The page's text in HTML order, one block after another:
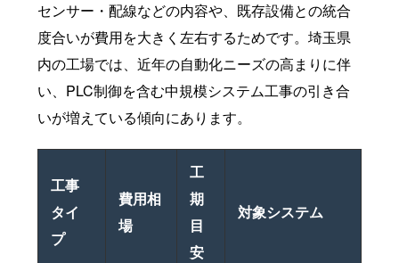
センサー・配線などの内容や、既存設備との統合
度合いが費用を大きく左右するためです。埼玉県
内の工場では、近年の自動化ニーズの高まりに伴
い、PLC制御を含む中規模システム工事の引き合
いが増えている傾向にあります。
工事
タイ
プ
費用相
場
工
期
目
安
対象システム